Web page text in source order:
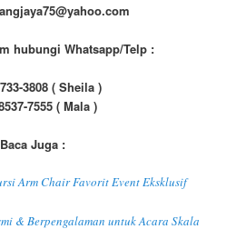
hubungi Whatsapp/Telp :
3808 ( Sheila )
7555 ( Mala )
Baca Juga :
Arm Chair Favorit Event Eksklusif
& Berpengalaman untuk Acara Skala